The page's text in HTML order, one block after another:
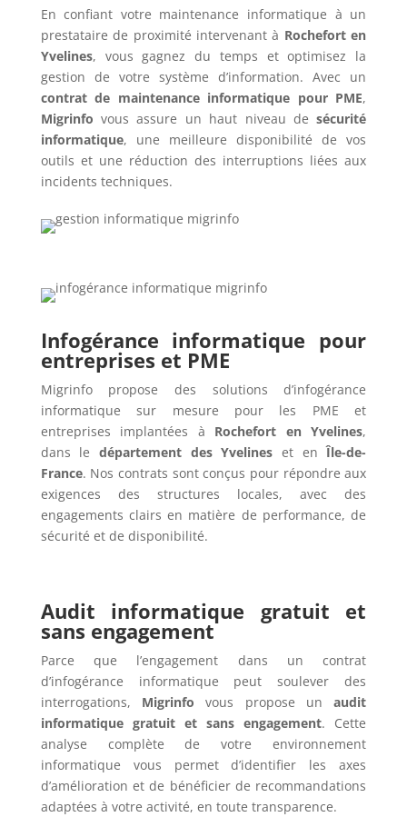
En confiant votre maintenance informatique à un
prestataire de proximité intervenant à Rochefort en
Yvelines, vous gagnez du temps et optimisez la
gestion de votre système d’information. Avec un
contrat de maintenance informatique pour PME,
Migrinfo vous assure un haut niveau desécurité
informatique, une meilleure disponibilité de vos
outils et une réduction des interruptions liées aux
incidents techniques.
Infogérance informatique pour
entreprises et PME
Migrinfo propose des solutions d’infogérance
informatique sur mesure pour les PME et
entreprises implantées à Rochefort en Yvelines,
dans ledépartement des Yvelines et enÎle-de-
France. Nos contrats sont conçus pour répondre aux
exigences des structures locales, avec des
engagements clairs en matière de performance, de
sécurité et de disponibilité.
Audit informatique gratuit et
sans engagement
Parce que l’engagement dans un contrat
d’infogérance informatique peut soulever des
interrogations, Migrinfovous propose unaudit
informatique gratuit et sans engagement. Cette
analyse complète de votre environnement
informatique vous permet d’identifier les axes
d’amélioration et de bénéficier de recommandations
adaptées à votre activité, en toute transparence.